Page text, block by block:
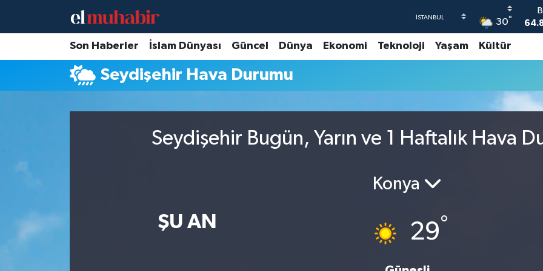
30°
Son Haberler İslam Dünyası Güncel Dünya Ekonomi Teknoloji Yaşam Kültür
Seydişehir Hava Durumu
Seydişehir Bugün, Yarın ve 1 Haftalık Hava
ŞU AN
Konya
29°
Hava Durumu
Trafik Durumu